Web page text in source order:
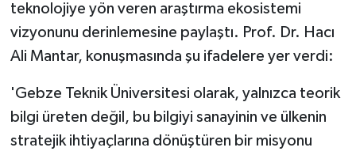
teknolojiye yön veren araştırma ekosistemi
vizyonunu derinlemesine paylaştı. Prof. Dr. Hacı
Ali Mantar, konuşmasında şu ifadelere yer verdi:
'Gebze Teknik Üniversitesi olarak, yalnızca teorik
bilgi üreten değil, bu bilgiyi sanayinin ve ülkenin
stratejik ihtiyaçlarına dönüştüren bir misyonu